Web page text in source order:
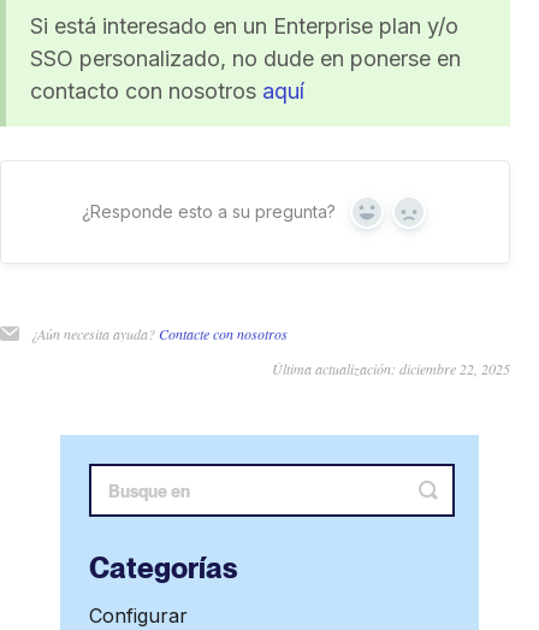
Si está interesado en un Enterprise plan y/o
SSO personalizado, no dude en ponerse en
contacto con nosotros aquí
¿Responde esto a su pregunta? Sí No
¿Aún necesita ayuda?Contacte con nosotros
Última actualización: diciembre 22, 2025
Categorías
Configurar